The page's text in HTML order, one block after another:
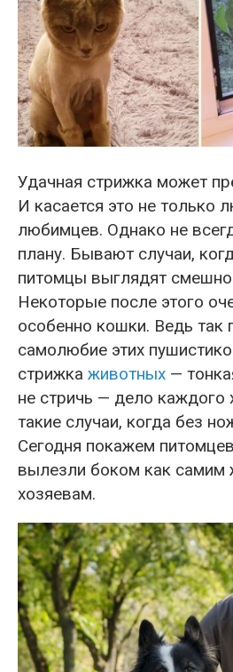
Удачная стрижка может
И касается это не только
любимцев. Однако не
плану. Бывают случаи,
питомцы выглядят смешно
Некоторые после этого
особенно кошки. Ведь так
самолюбие этих
стрижка животных —
не стричь — дело каждого
такие случаи, когда без
Сегодня покажем
вылезли боком как самим
хозяевам.